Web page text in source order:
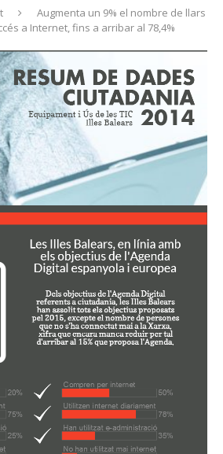
Augmenta un 9% el nombre de llars
a Internet, fins a arribar al 78,4%